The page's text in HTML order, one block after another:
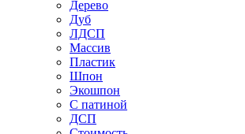
Дерево
Дуб
ЛДСП
Массив
Пластик
Шпон
Экошпон
С патиной
ДСП